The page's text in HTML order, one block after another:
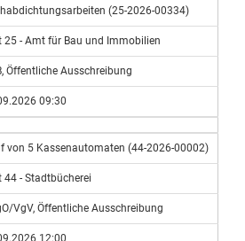
(25-2026-00334)
25 - Amt für Bau und Immobilien
Öffentliche Ausschreibung
09:30
von 5 Kassenautomaten (44-2026-00002)
44 - Stadtbücherei
VgV, Öffentliche Ausschreibung